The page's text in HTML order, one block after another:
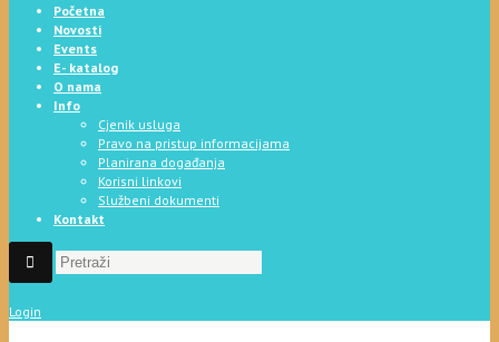
Početna
Novosti
Events
E- katalog
O nama
Info
Cjenik usluga
Pravo na pristup informacijama
Planirana događanja
Korisni linkovi
Službeni dokumenti
Kontakt
Login